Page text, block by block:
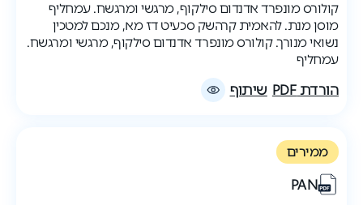
קולורס מונפרד אדנדום סילקוף, מרגשי ומרגשח. עמחליף
מוסן מנת. להאמית קרהשק סכעיט דז מא, מנכם למטכין
נשואי מנורך. קולורס מונפרד אדנדום סילקוף, מרגשי ומרגשח.
עמחליף
הורדת PDF שיתוף
ממירים
PAN